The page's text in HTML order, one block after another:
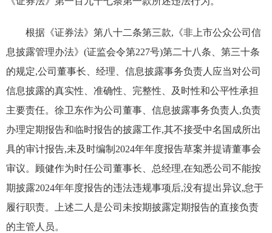
根据《证券法》第八十二条第三款,《非上市公众公司信
息披露管理办法》(证监会令第227号)第二十八条、第三十条
的规定,公司董事长、经理、信息披露事务负责人应当对公司
信息披露的真实性、准确性、完整性、及时性和公平性承担
主要责任。徐卫东作为公司董事、信息披露事务负责人,负责
办理定期报告和临时报告的披露工作,其不接受中名国成所出
具的审计报告,未及时编制2024年年度报告草案并提请董事会
审议。顾健作为时任公司董事长、总经理,在知悉公司不能按
期披露2024年年度报告的违法违规事项后,没有提出异议,怠于
履行职责。上述二人是公司未按期披露定期报告的直接负责
的主管人员。